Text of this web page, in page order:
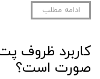
ادامه مطلب
کاربرد ظروف
صورت است؟